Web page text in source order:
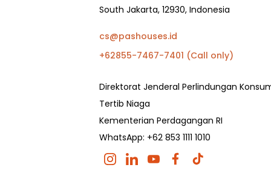
South Jakarta, 12930, Indonesia
cs@pashouses.id
+62855-7467-7401 (Call only)
Direktorat Jenderal Perlindungan
Tertib Niaga
Kementerian Perdagangan RI
WhatsApp: +62 853 1111 1010